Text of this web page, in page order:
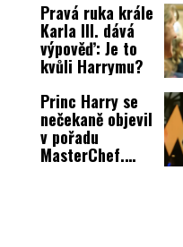
Pravá ruka krále
Karla III. dává
výpověď: Je to
kvůli Harrymu?
Princ Harry se
nečekaně objevil
v pořadu
MasterChef.